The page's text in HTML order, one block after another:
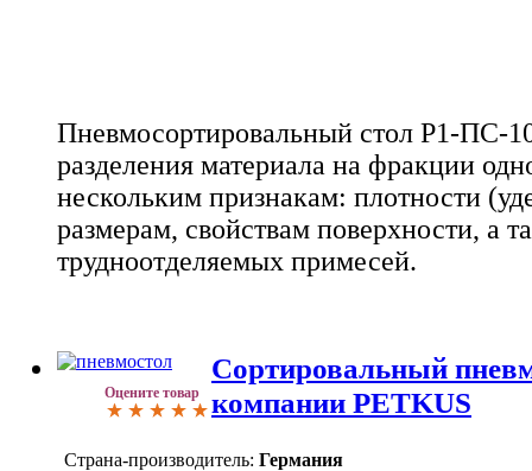
Пневмосортировальный стол Р1-ПС-
разделения материала на фракции
нескольким признакам: плотности
размерам, свойствам поверхности, а
трудноотделяемых примесей.
Оцените товар
Сортировальный
компании PETKUS
Страна-производитель: Германия